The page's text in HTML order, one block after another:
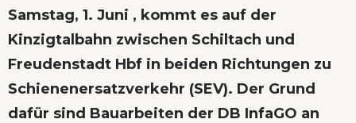
Samstag, 1. Juni , kommt es auf der
Kinzigtalbahn zwischen Schiltach und
Freudenstadt Hbf in beiden Richtungen zu
Schienenersatzverkehr (SEV). Der Grund
dafür sind Bauarbeiten der DB InfaGO an